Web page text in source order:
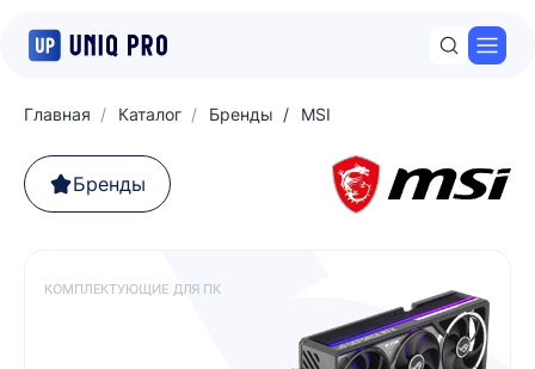
Главная Каталог Бренды MSI
Бренды
КОМПЛЕКТУЮЩИЕ ДЛЯ ПК